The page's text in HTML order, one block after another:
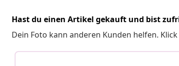
Hast du einen Artikel gekauft und bist
Dein Foto kann anderen Kunden helfen.